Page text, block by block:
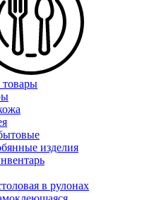
товары
изделия
в рулонах